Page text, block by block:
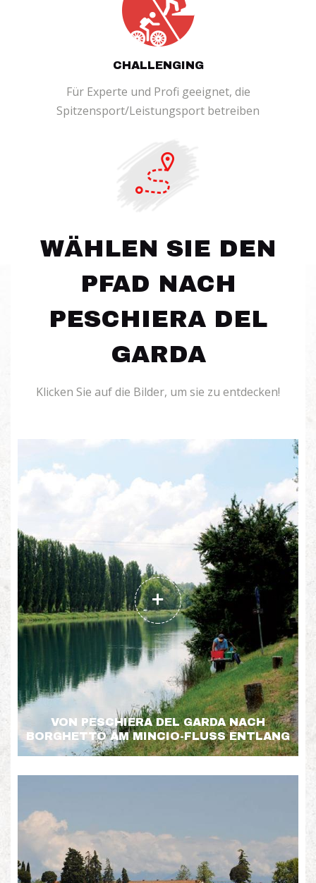
CHALLENGING
Für Experte und Profi geeignet, die
Spitzensport/Leistungsport betreiben
WÄHLEN SIE DEN
PFAD NACH
PESCHIERA DEL
GARDA
Klicken Sie auf die Bilder, um sie zu entdecken!
VON PESCHIERA DEL GARDA NACH
BORGHETTO AM MINCIO-FLUSS ENTLANG